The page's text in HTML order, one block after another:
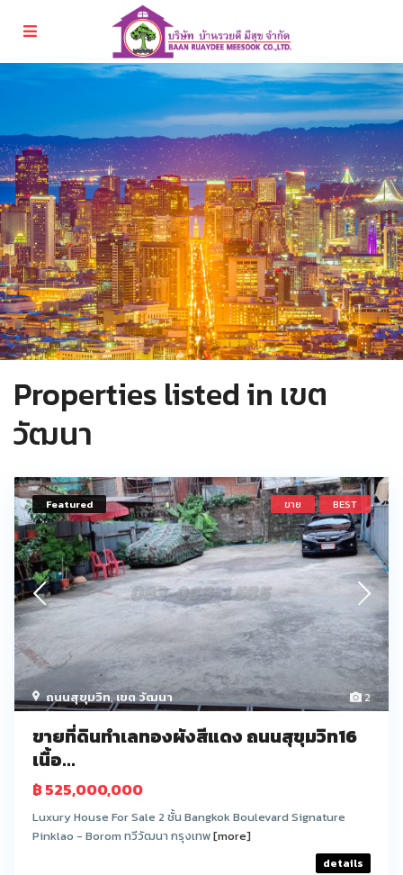
Properties listed in เขต
วัฒนา
2
ถนนสุขุมวิท,เขต วัฒนา
Featured ขาย BEST
ขายที่ดินทำเลทองผังสีแดง ถนนสุขุมวิท16
เนื้อ...
฿ 525,000,000
Luxury House For Sale 2 ชั้น Bangkok Boulevard Signature
Pinklao - Borom ทวีวัฒนา กรุงเทพ[more]
details